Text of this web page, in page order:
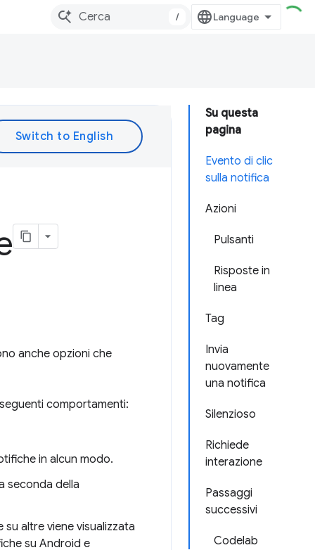
/
Su questa
pagina
Evento di clic
sulla notifica
Azioni
Pulsanti
Risposte in
linea
Tag
Invia
nuovamente
una notifica
Silenzioso
Richiede
interazione
Passaggi
successivi
Codelab
anche opzioni che
comportamenti:
in alcun modo.
seconda della
altre viene visualizzata
su Android e